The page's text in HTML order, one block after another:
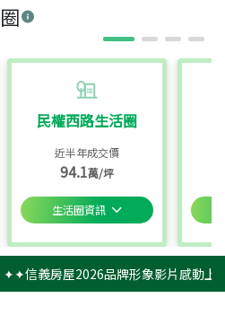
民權西路生活圈
近半年成交價
94.1萬/坪
生活圈資訊
信義房屋2026品牌形象影片感動上